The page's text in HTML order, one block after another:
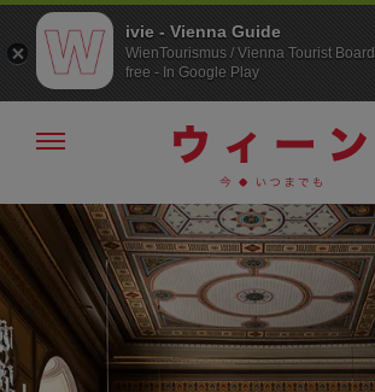
メ
ニ
ュ
ー
へ
こ
の
ペ
ー
ジ
の
ト
ッ
メ
ー
表
示・
ivie - Vienna Guide
WienTourismus / Vienna Tourist Board
free - In Google Play